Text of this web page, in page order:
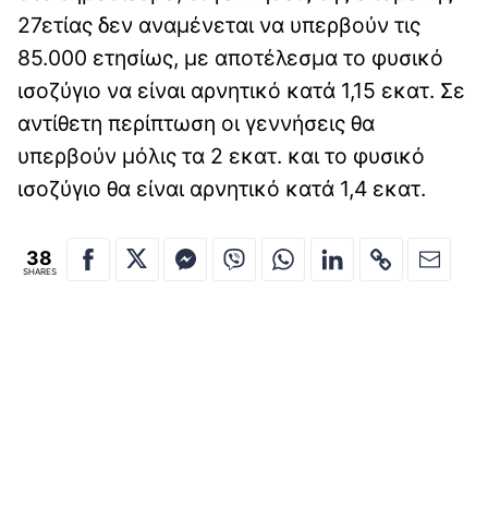
27ετίας δεν αναμένεται να υπερβούν τις
85.000 ετησίως, με αποτέλεσμα το φυσικό
ισοζύγιο να είναι αρνητικό κατά 1,15 εκατ. Σε
αντίθετη περίπτωση οι γεννήσεις θα
υπερβούν μόλις τα 2 εκατ. και το φυσικό
ισοζύγιο θα είναι αρνητικό κατά 1,4 εκατ.
38
SHARES